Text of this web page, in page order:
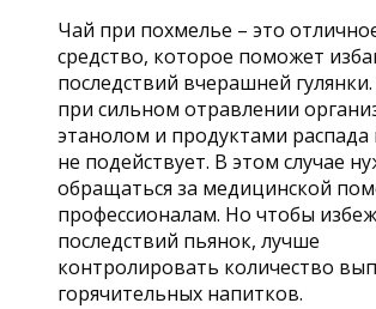
Чай при похмелье – это
средство, которое поможет
последствий вчерашней
при сильном отравлении
этанолом и продуктами распада
не подействует. В этом случае
обращаться за медицинской
профессионалам. Но чтобы
последствий пьянок, лучше
контролировать количество
горячительных напитков.